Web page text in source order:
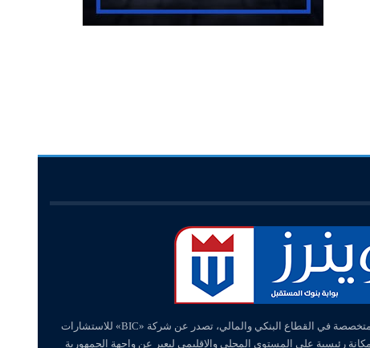
«وينرز – winners» منصة إلكترونية متخصصة في القطاع البنكي والمالي، تصدر عن شركة «BIC» للاستشارات
رئيسية على المستوي المحلي والإقليمي ليعبر عن واجهة الجمهورية